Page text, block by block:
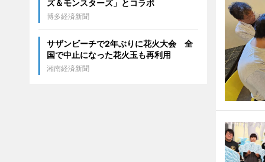
ズ＆モンスターズ」とコラボ
博多経済新聞
サザンビーチで2年ぶりに花火大会 全
国で中止になった花火玉も再利用
湘南経済新聞